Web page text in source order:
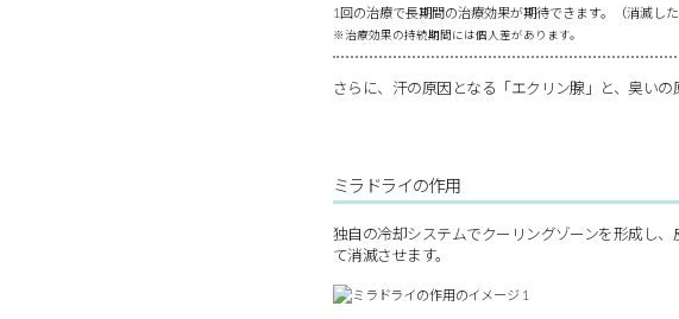
1回の治療で長期間の治療効果が期待できます。（消滅し
※治療効果の持続期間には個人差があります。
さらに、汗の原因となる「エクリン腺」と、臭い
ミラドライの作用
独自の冷却システムでクーリングゾーンを形成し
て消滅させます。